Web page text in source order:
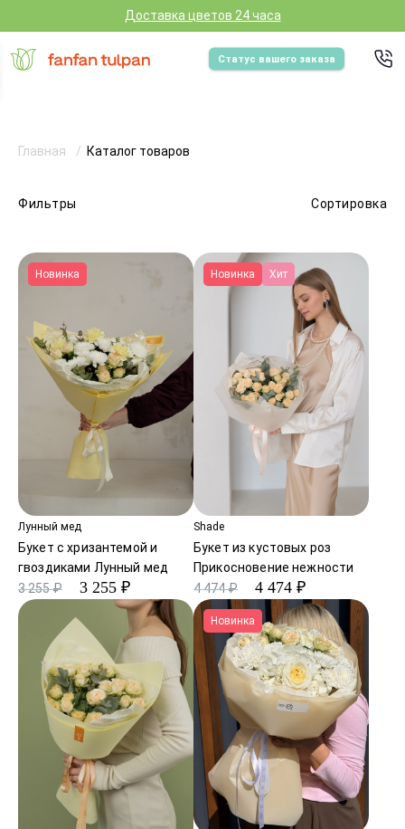
Доставка цветов 24 часа
Статус вашего заказа
Фильтры Сортировка
Главная Каталог товаров
Новинка
Лунный мед
Букет с хризантемой и
гвоздиками Лунный мед
3 255 ₽
3 255 ₽
Новинка Хит
Shade
Букет из кустовых роз
Прикосновение нежности
4 474 ₽
4 474 ₽
Новинка